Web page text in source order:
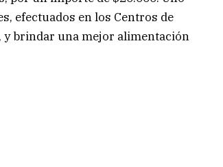
efectuados en los Centros de
y brindar una mejor alimentación